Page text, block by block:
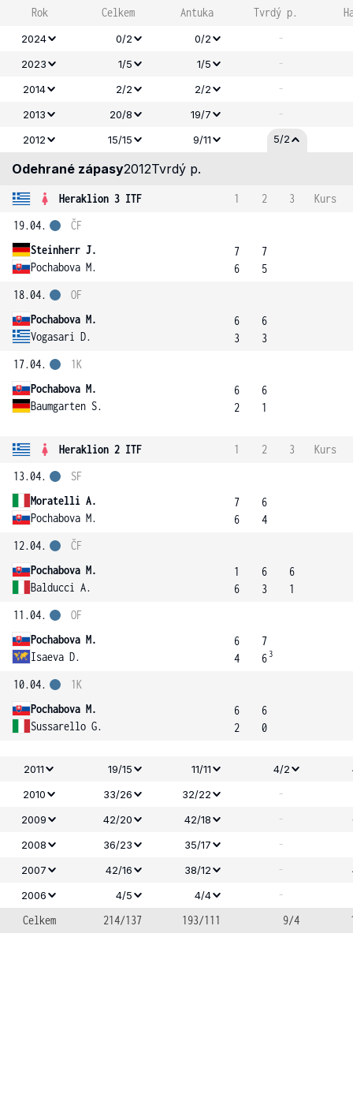
Rok Celkem Antuka Tvrdý p.
2024 0/2 0/2 -
2023 1/5 1/5 -
2014 2/2 2/2 -
2013 20/8 19/7 -
2012 15/15 9/11 5/2
Odehrané zápasy2012Tvrdý p.
Heraklion 3 ITF 1 2 3
Kurs
19.04.
Steinherr J.
Pochabova M.
ČF
7
6
7
5
18.04.
Pochabova M.
Vogasari D.
OF
6
3
6
3
17.04.
Pochabova M.
Baumgarten S.
1K
6
2
6
1
Heraklion 2 ITF 1 2 3
Kurs
13.04.
Moratelli A.
Pochabova M.
SF
7
6
6
4
12.04.
Pochabova M.
Balducci A.
ČF
1
6
6
3
6
1
11.04.
Pochabova M.
Isaeva D.
OF
6
4
7
6 3
10.04.
Pochabova M.
Sussarello G.
1K
6
2
6
0
2011 19/15 11/11 4/2
2010
33/26 32/22 -
2009 42/20 42/18 -
2008
36/23 35/17 -
2007 42/16 38/12 -
2006
4/5 4/4
-
Celkem
214/137 193/111 9/4